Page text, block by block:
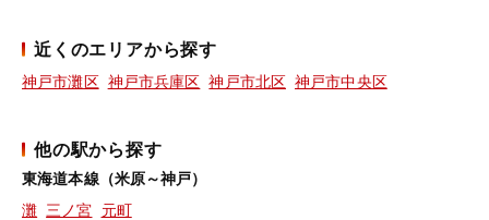
近くのエリアから探す
神戸市灘区 神戸市兵庫区 神戸市北区 神戸市中央区
他の駅から探す
東海道本線（米原～神戸）
灘 三ノ宮 元町